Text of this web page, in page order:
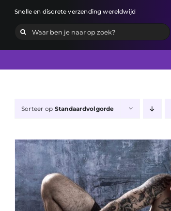
inhoud
Snelle en discrete verzending wereldwijd
Zoeken
Sorteer op Standaardvolgorde